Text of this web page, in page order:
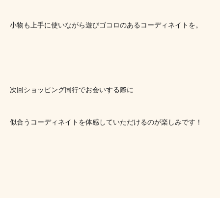
小物も上手に使いながら遊びゴコロのあるコーディネイトを。
次回ショッピング同行でお会いする際に
似合うコーディネイトを体感していただけるのが楽しみです！